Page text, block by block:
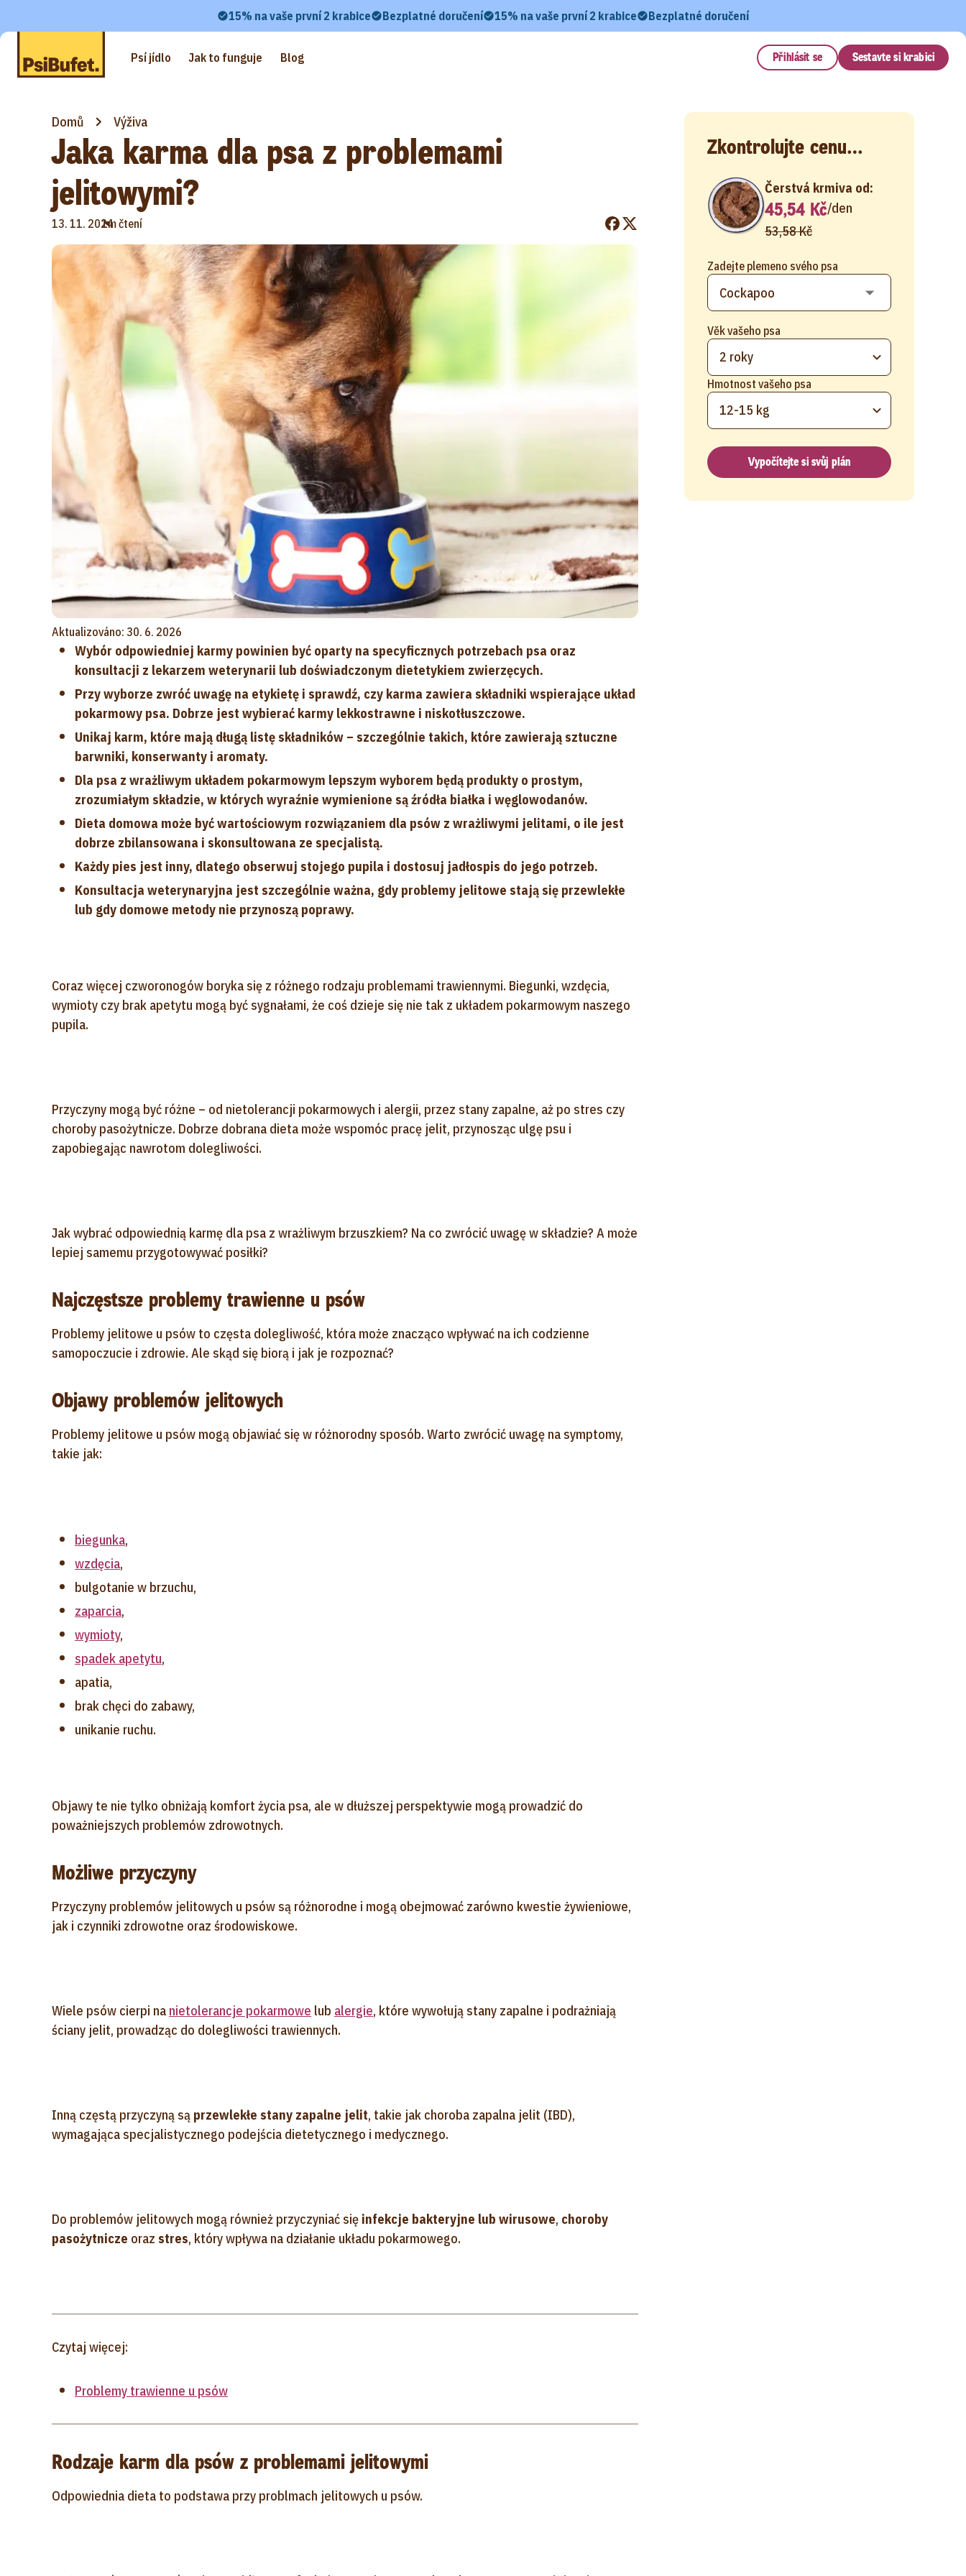
15% na vaše první 2 krabice Bezplatné doručení 15% na vaše první 2 krabice Bezplatné doručení
Psí jídlo Jak to funguje Blog Přihlásit se Sestavte si krabici
Domů Výživa
Jaka karma dla psa z problemami
jelitowymi?
13. 11. 2024
•
1m čtení
Aktualizováno: 30. 6. 2026
Wybór odpowiedniej karmy powinien być oparty na specyficznych potrzebach psa oraz
konsultacji z lekarzem weterynarii lub doświadczonym dietetykiem zwierzęcych.
Przy wyborze zwróć uwagę na etykietę i sprawdź, czy karma zawiera składniki wspierające układ
pokarmowy psa. Dobrze jest wybierać karmy lekkostrawne i niskotłuszczowe.
Unikaj karm, które mają długą listę składników – szczególnie takich, które zawierają sztuczne
barwniki, konserwanty i aromaty.
Dla psa z wrażliwym układem pokarmowym lepszym wyborem będą produkty o prostym,
zrozumiałym składzie, w których wyraźnie wymienione są źródła białka i węglowodanów.
Dieta domowa może być wartościowym rozwiązaniem dla psów z wrażliwymi jelitami, o ile jest
dobrze zbilansowana i skonsultowana ze specjalistą.
Każdy pies jest inny, dlatego obserwuj stojego pupila i dostosuj jadłospis do jego potrzeb.
Konsultacja weterynaryjna jest szczególnie ważna, gdy problemy jelitowe stają się przewlekłe
lub gdy domowe metody nie przynoszą poprawy.
Coraz więcej czworonogów boryka się z różnego rodzaju problemami trawiennymi. Biegunki, wzdęcia,
wymioty czy brak apetytu mogą być sygnałami, że coś dzieje się nie tak z układem pokarmowym naszego
pupila.
Przyczyny mogą być różne – od nietolerancji pokarmowych i alergii, przez stany zapalne, aż po stres czy
choroby pasożytnicze. Dobrze dobrana dieta może wspomóc pracę jelit, przynosząc ulgę psu i
zapobiegając nawrotom dolegliwości.
Jak wybrać odpowiednią karmę dla psa z wrażliwym brzuszkiem? Na co zwrócić uwagę w składzie? A może
lepiej samemu przygotowywać posiłki?
Najczęstsze problemy trawienne u psów
Problemy jelitowe u psów to częsta dolegliwość, która może znacząco wpływać na ich codzienne
samopoczucie i zdrowie. Ale skąd się biorą i jak je rozpoznać?
Objawy problemów jelitowych
Problemy jelitowe u psów mogą objawiać się w różnorodny sposób. Warto zwrócić uwagę na symptomy,
takie jak:
biegunka,
wzdęcia,
bulgotanie w brzuchu,
zaparcia,
wymioty,
spadek apetytu,
apatia,
brak chęci do zabawy,
unikanie ruchu.
Objawy te nie tylko obniżają komfort życia psa, ale w dłuższej perspektywie mogą prowadzić do
poważniejszych problemów zdrowotnych.
Możliwe przyczyny
Przyczyny problemów jelitowych u psów są różnorodne i mogą obejmować zarówno kwestie żywieniowe,
jak i czynniki zdrowotne oraz środowiskowe.
Wiele psów cierpi na nietolerancje pokarmowe lub alergie, które wywołują stany zapalne i podrażniają
ściany jelit, prowadząc do dolegliwości trawiennych.
Inną częstą przyczyną są przewlekłe stany zapalne jelit, takie jak choroba zapalna jelit (IBD),
wymagająca specjalistycznego podejścia dietetycznego i medycznego.
Do problemów jelitowych mogą również przyczyniać się infekcje bakteryjne lub wirusowe, choroby
pasożytnicze oraz stres, który wpływa na działanie układu pokarmowego.
Czytaj więcej:
Problemy trawienne u psów
Rodzaje karm dla psów z problemami jelitowymi
Odpowiednia dieta to podstawa przy problmach jelitowych u psów.
Zkontrolujte cenu…
Zadejte plemeno svého psa
Věk vašeho psa
2 roky
Hmotnost vašeho psa
12-15 kg
Čerstvá krmiva od:
45,54 Kč/den
53,58 Kč
Vypočítejte si svůj plán